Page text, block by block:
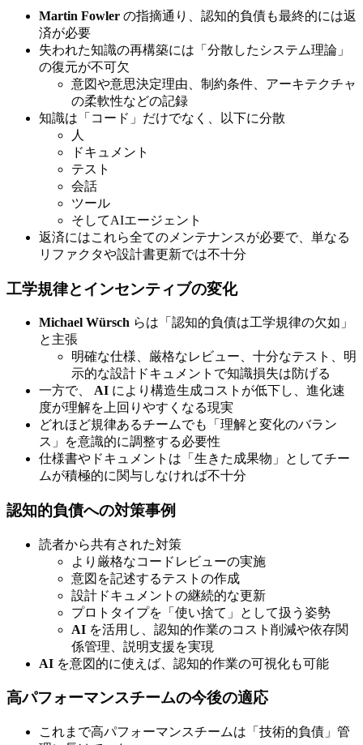
Martin Fowler の指摘通り、認知的負債も最終的には返
済が必要
失われた知識の再構築には「分散したシステム理論」
の復元が不可欠
意図や意思決定理由、制約条件、アーキテクチャ
の柔軟性などの記録
知識は「コード」だけでなく、以下に分散
人
ドキュメント
テスト
会話
ツール
そしてAIエージェント
返済にはこれら全てのメンテナンスが必要で、単なる
リファクタや設計書更新では不十分
工学規律とインセンティブの変化
Michael Würsch らは「認知的負債は工学規律の欠如」
と主張
明確な仕様、厳格なレビュー、十分なテスト、明
示的な設計ドキュメントで知識損失は防げる
一方で、 AI により構造生成コストが低下し、進化速
度が理解を上回りやすくなる現実
どれほど規律あるチームでも「理解と変化のバラン
ス」を意識的に調整する必要性
仕様書やドキュメントは「生きた成果物」としてチー
ムが積極的に関与しなければ不十分
認知的負債への対策事例
読者から共有された対策
より厳格なコードレビューの実施
意図を記述するテストの作成
設計ドキュメントの継続的な更新
プロトタイプを「使い捨て」として扱う姿勢
AI を活用し、認知的作業のコスト削減や依存関
係管理、説明支援を実現
AI を意図的に使えば、認知的作業の可視化も可能
高パフォーマンスチームの今後の適応
これまで高パフォーマンスチームは「技術的負債」管